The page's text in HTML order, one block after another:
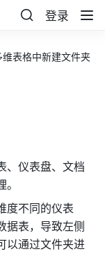
登录
维表格中新建文件夹
、仪表盘、文档
度不同的仪表
据表，导致左侧
以通过文件夹进